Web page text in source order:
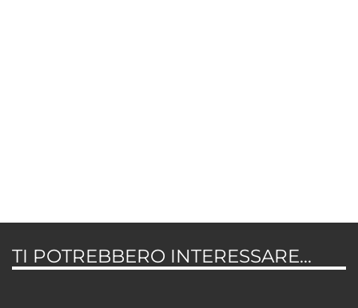
TI POTREBBERO INTERESSARE...